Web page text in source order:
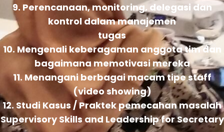
9. Perencanaan, monitoring, delegasi dan
kontrol dalam manajemen
tugas
10. Mengenali keberagaman anggota tim dan
bagaimana memotivasi mereka
11. Menangani berbagai macam tipe staff
(video showing)
12. Studi Kasus / Praktek pemecahan masalah
Supervisory Skills and Leadership for Secretary